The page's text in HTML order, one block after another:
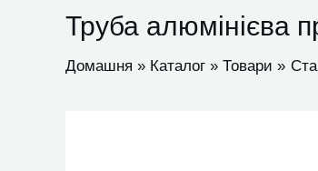
Труба алюмінієва
Домашня Каталог Товари